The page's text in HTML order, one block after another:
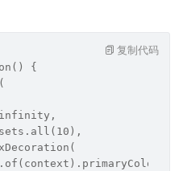
{
复制代码